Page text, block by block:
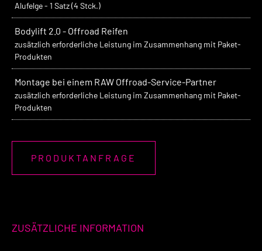
Alufelge - 1 Satz (4 Stck.)
Bodylift 2.0 - Offroad Reifen
zusätzlich erforderliche Leistung im Zusammenhang mit Paket-
Produkten
Montage bei einem RAW Offroad-Service-Partner
zusätzlich erforderliche Leistung im Zusammenhang mit Paket-
Produkten
PRODUKTANFRAGE
ZUSÄTZLICHE INFORMATION